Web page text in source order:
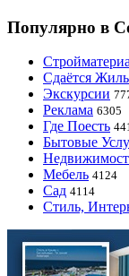
Популярно в
Сдаётся
Экскурсии
Реклама 6305
Где Поесть
Бытовые
Мебель 4124
Сад 4114
Стиль,